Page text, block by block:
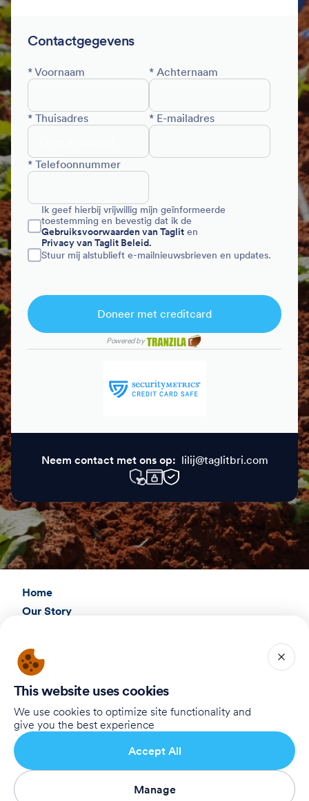
Contactgegevens
* Voornaam * Achternaam
* Thuisadres * E-mailadres
* Telefoonnummer
Ik geef hierbij vrijwillig mijn geïnformeerde
toestemming en bevestig dat ik de
Gebruiksvoorwaarden van Taglit en
Privacy van Taglit Beleid.
Stuur mij alstublieft e-mailnieuwsbrieven en updates.
Doneer met creditcard
Powered by
Neem contact met ons op: lilij@taglitbri.com
Home
Our Story
To Registration Website
Birthright Israel Foundation
Want to receive our newsletter?
Subscribe
This website uses cookies
We use cookies to optimize site functionality and
give you the best experience
Manage
Accept All